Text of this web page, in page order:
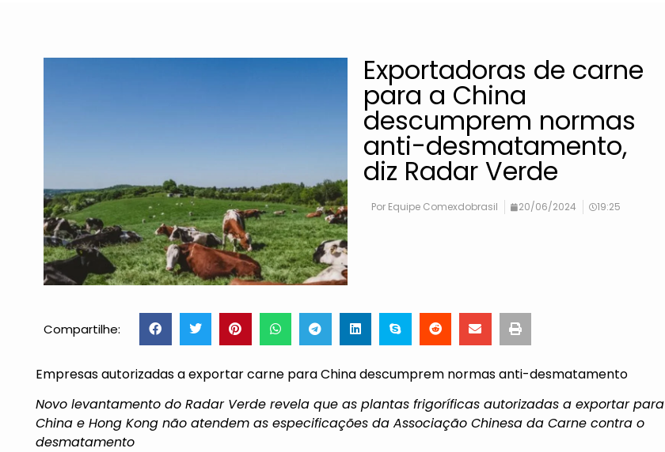
Exportadoras de carne
para a China
descumprem normas
anti-desmatamento,
diz Radar Verde
Por Equipe Comexdobrasil 20/06/2024 19:25
Compartilhe:
Empresas autorizadas a exportar carne para China descumprem normas anti-desmatamento
Novo levantamento do Radar Verde revela que as plantas frigoríficas autorizadas a exportar para
China e Hong Kong não atendem as especificações da Associação Chinesa da Carne contra o
desmatamento